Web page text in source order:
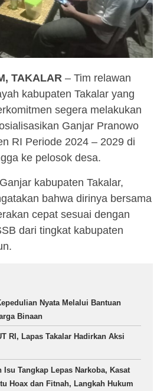
TAKALAR – Tim relawan
kabupaten Takalar yang
segera melakukan
Ganjar Pranowo
RI Periode 2024 – 2029 di
ke pelosok desa.
kabupaten Takalar,
bahwa dirinya bersama
cepat sesuai dengan
dari tingkat kabupaten
Nyata Melalui Bantuan
Binaan
RI, Lapas Takalar Hadirkan Aksi
Tangkap Lepas Narkoba, Kasat
Hoax dan Fitnah, Langkah Hukum